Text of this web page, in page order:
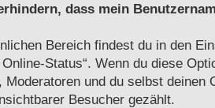
dass mein
Bereich findest du in den
Online-Status“. Wenn du diese
Moderatoren und du selbst deinen
Besucher gezählt.